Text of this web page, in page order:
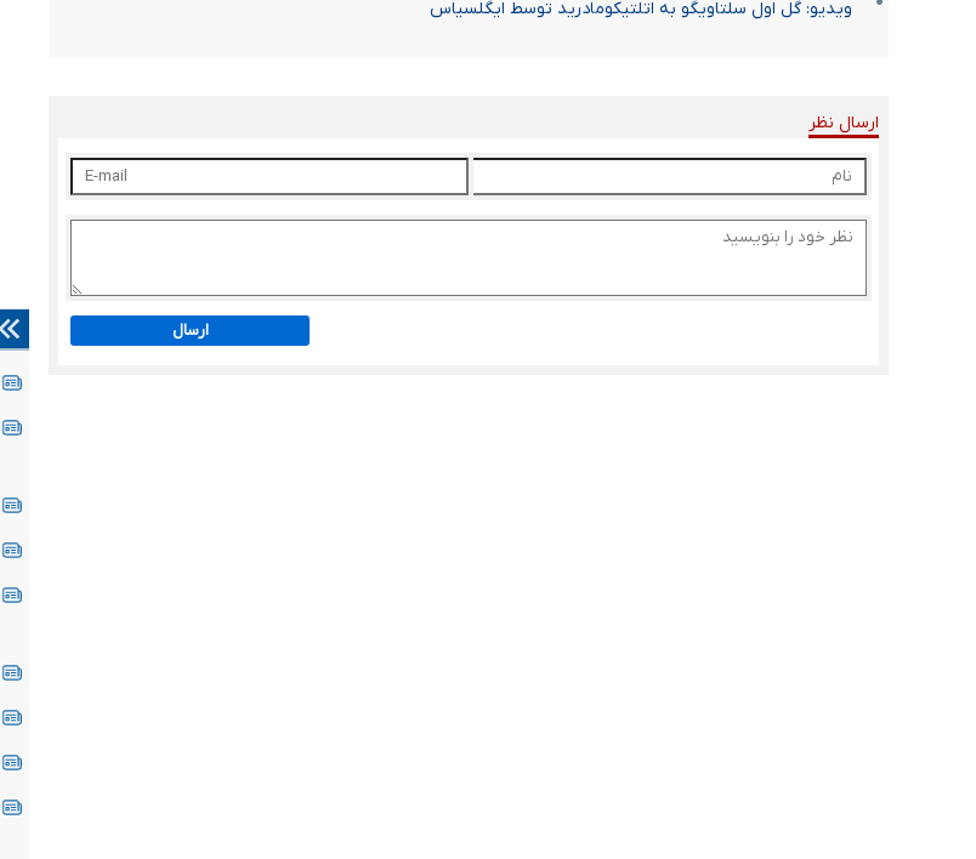
ویدیو: گل اول سلتاویگو به اتلتیکومادرید توسط ایگلسیاس
ارسال نظر
ارسال